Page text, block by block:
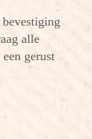
alle
gerust